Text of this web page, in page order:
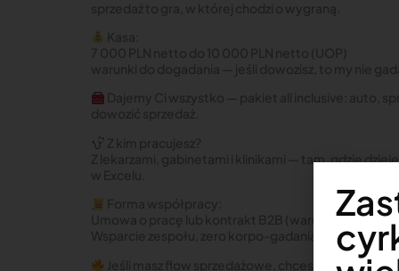
Z lekarzami, gabinetami i klinikami — tam, gdzie
Umowa o pracę lub kontrakt B2B (warunki
Jeśli masz flow sprzedażowe, chcesz zarabiać i